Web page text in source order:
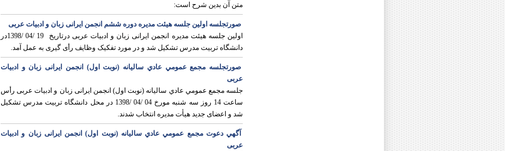
دکتر سید اسماعیل قاسمی موسوی
متن آن بدین شرح است:
صورتجلسه اولین جلسه هیئت مدیره دوره ششم انجمن ایرانی زبان و ادبیات عربی
اولین جلسه هیئت مدیره انجمن ایرانی زبان و ادبیات عربی درتاریخ 19 /04 /1398در
دانشگاه تربیت مدرس تشکیل شد و در مورد تفکیک وظایف رأی گیری به عمل آمد.
صورتجلسه مجمع عمومي عادي سالیانه (نوبت اول) انجمن ايرانی زبان و ادبیات
عربی
جلسه مجمع عمومي عادي سالیانه (نوبت اول) انجمن ايرانی زبان و ادبیات عربی رأس
ساعت 14 روز سه شنبه مورخ 04 /04 /1398 در محل دانشگاه تربیت مدرس تشكيل
شد و اعضای جدید هیأت مدیره انتخاب شدند.
آگهي دعوت مجمع عمومي عادي سالیانه (نوبت اول) انجمن ايرانی زبان و ادبیات
عربی